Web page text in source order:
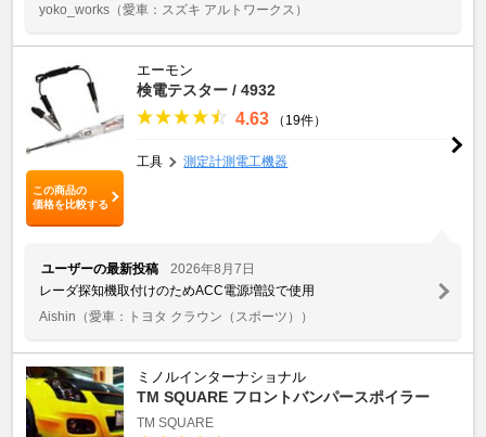
yoko_works （愛車：スズキ アルトワークス）
この商品の
価格を比較する
エーモン
検電テスター / 4932
4.63 （19件）
工具 測定計測電工機器
ユーザーの最新投稿
2026年8月7日
レーダ探知機取付けのためACC電源増設で使用
Aishin （愛車：トヨタ クラウン（スポーツ））
ミノルインターナショナル
TM SQUARE フロントバンパースポイラー
TM SQUARE